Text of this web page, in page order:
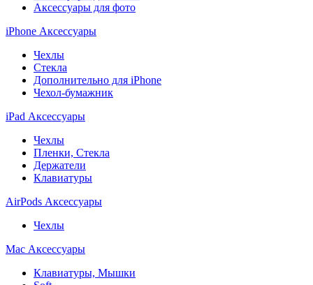
Аксессуары для фото
iPhone Аксессуары
Чехлы
Стекла
Дополнительно для iPhone
Чехол-бумажник
iPad Аксессуары
Чехлы
Пленки, Стекла
Держатели
Клавиатуры
AirPods Аксессуары
Чехлы
Mac Аксессуары
Клавиатуры, Мышки